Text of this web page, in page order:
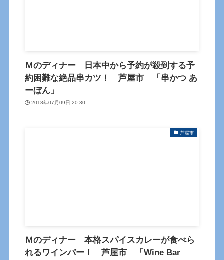
Ｍのディナー 日本中から予約が殺到する予
約困難な絶品串カツ！ 芦屋市 「串かつ あ
ーぼん」
2018年07月09日 20:30
芦屋市
Ｍのディナー 本格スパイスカレーが食べら
れるワインバー！ 芦屋市 「Wine Bar